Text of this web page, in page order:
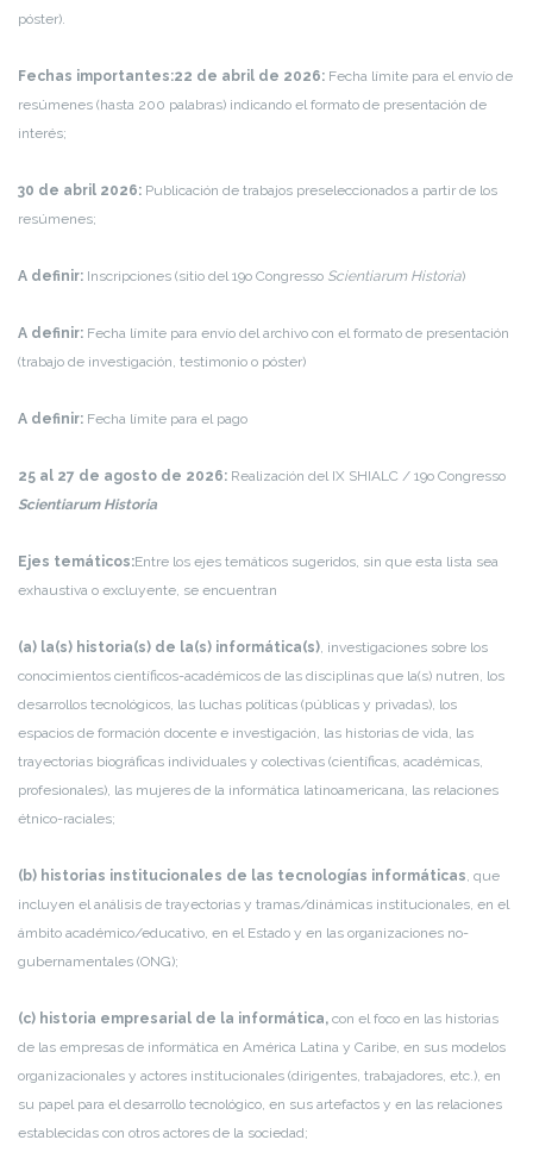
póster).
Fechas importantes:22 de abril de 2026: Fecha límite para el envío de
resúmenes (hasta 200 palabras) indicando el formato de presentación de
interés;
30 de abril 2026: Publicación de trabajos preseleccionados a partir de los
resúmenes;
A definir: Inscripciones (sitio del 19o Congresso Scientiarum Historia)
A definir: Fecha límite para envío del archivo con el formato de presentación
(trabajo de investigación, testimonio o póster)
A definir: Fecha límite para el pago
25 al 27 de agosto de 2026: Realización del IX SHIALC / 19o Congresso
Scientiarum Historia
Ejes temáticos:Entre los ejes temáticos sugeridos, sin que esta lista sea
exhaustiva o excluyente, se encuentran
(a) la(s) historia(s) de la(s) informática(s), investigaciones sobre los
conocimientos científicos-académicos de las disciplinas que la(s) nutren, los
desarrollos tecnológicos, las luchas políticas (públicas y privadas), los
espacios de formación docente e investigación, las historias de vida, las
trayectorias biográficas individuales y colectivas (científicas, académicas,
profesionales), las mujeres de la informática latinoamericana, las relaciones
étnico-raciales;
(b) historias institucionales de las tecnologías informáticas, que
incluyen el análisis de trayectorias y tramas/dinámicas institucionales, en el
ámbito académico/educativo, en el Estado y en las organizaciones no-
gubernamentales (ONG);
(c) historia empresarial de la informática, con el foco en las historias
de las empresas de informática en América Latina y Caribe, en sus modelos
organizacionales y actores institucionales (dirigentes, trabajadores, etc.), en
su papel para el desarrollo tecnológico, en sus artefactos y en las relaciones
establecidas con otros actores de la sociedad;